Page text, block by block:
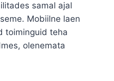
samal ajal
Mobiilne laen
toiminguid teha
olenemata